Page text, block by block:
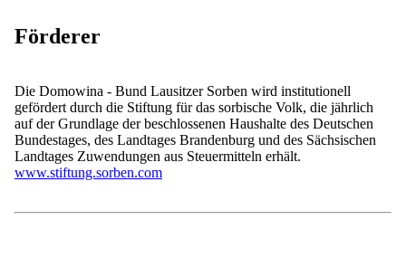
Veranstaltungen
Presse
Newsletter:
Zur Anmeldung
Gefördert durch:
Impressum
Barrierefreiheit
Förderer
Die Domowina - Bund Lausitzer Sorben wird institutionell
gefördert durch die Stiftung für das sorbische Volk, die jährlich
auf der Grundlage der beschlossenen Haushalte des Deutschen
Bundestages, des Landtages Brandenburg und des Sächsischen
Landtages Zuwendungen aus Steuermitteln erhält.
www.stiftung.sorben.com